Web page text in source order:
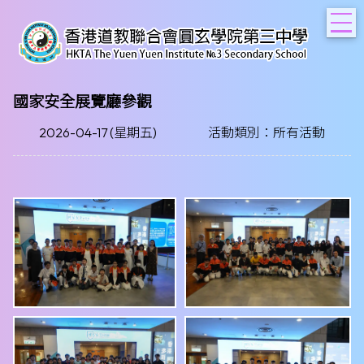
國家安全展覽廳參觀
2026-04-17 (星期五) 活動類別：所有活動